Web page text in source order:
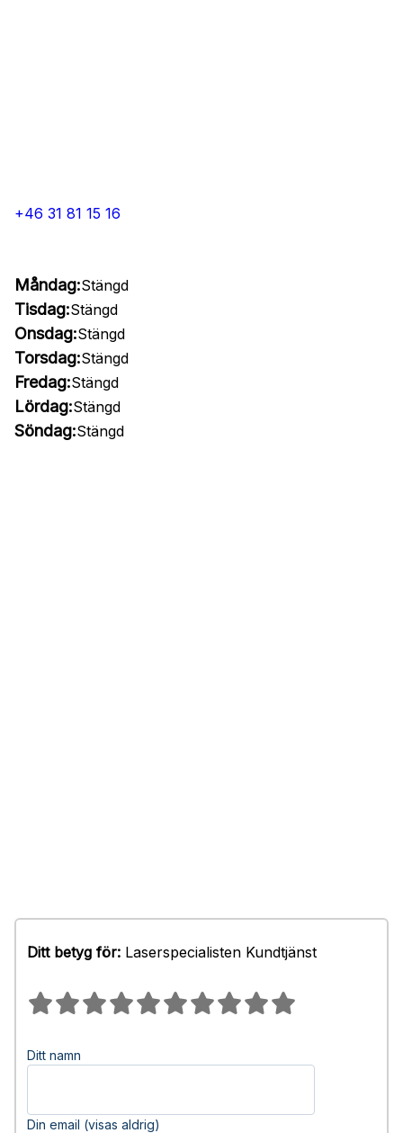
+46 31 81 15 16
Måndag:Stängd
Tisdag:Stängd
Onsdag:Stängd
Torsdag:Stängd
Fredag:Stängd
Lördag:Stängd
Söndag:Stängd
Ditt betyg för: Laserspecialisten Kundtjänst
Ditt namn
Din email (visas aldrig)